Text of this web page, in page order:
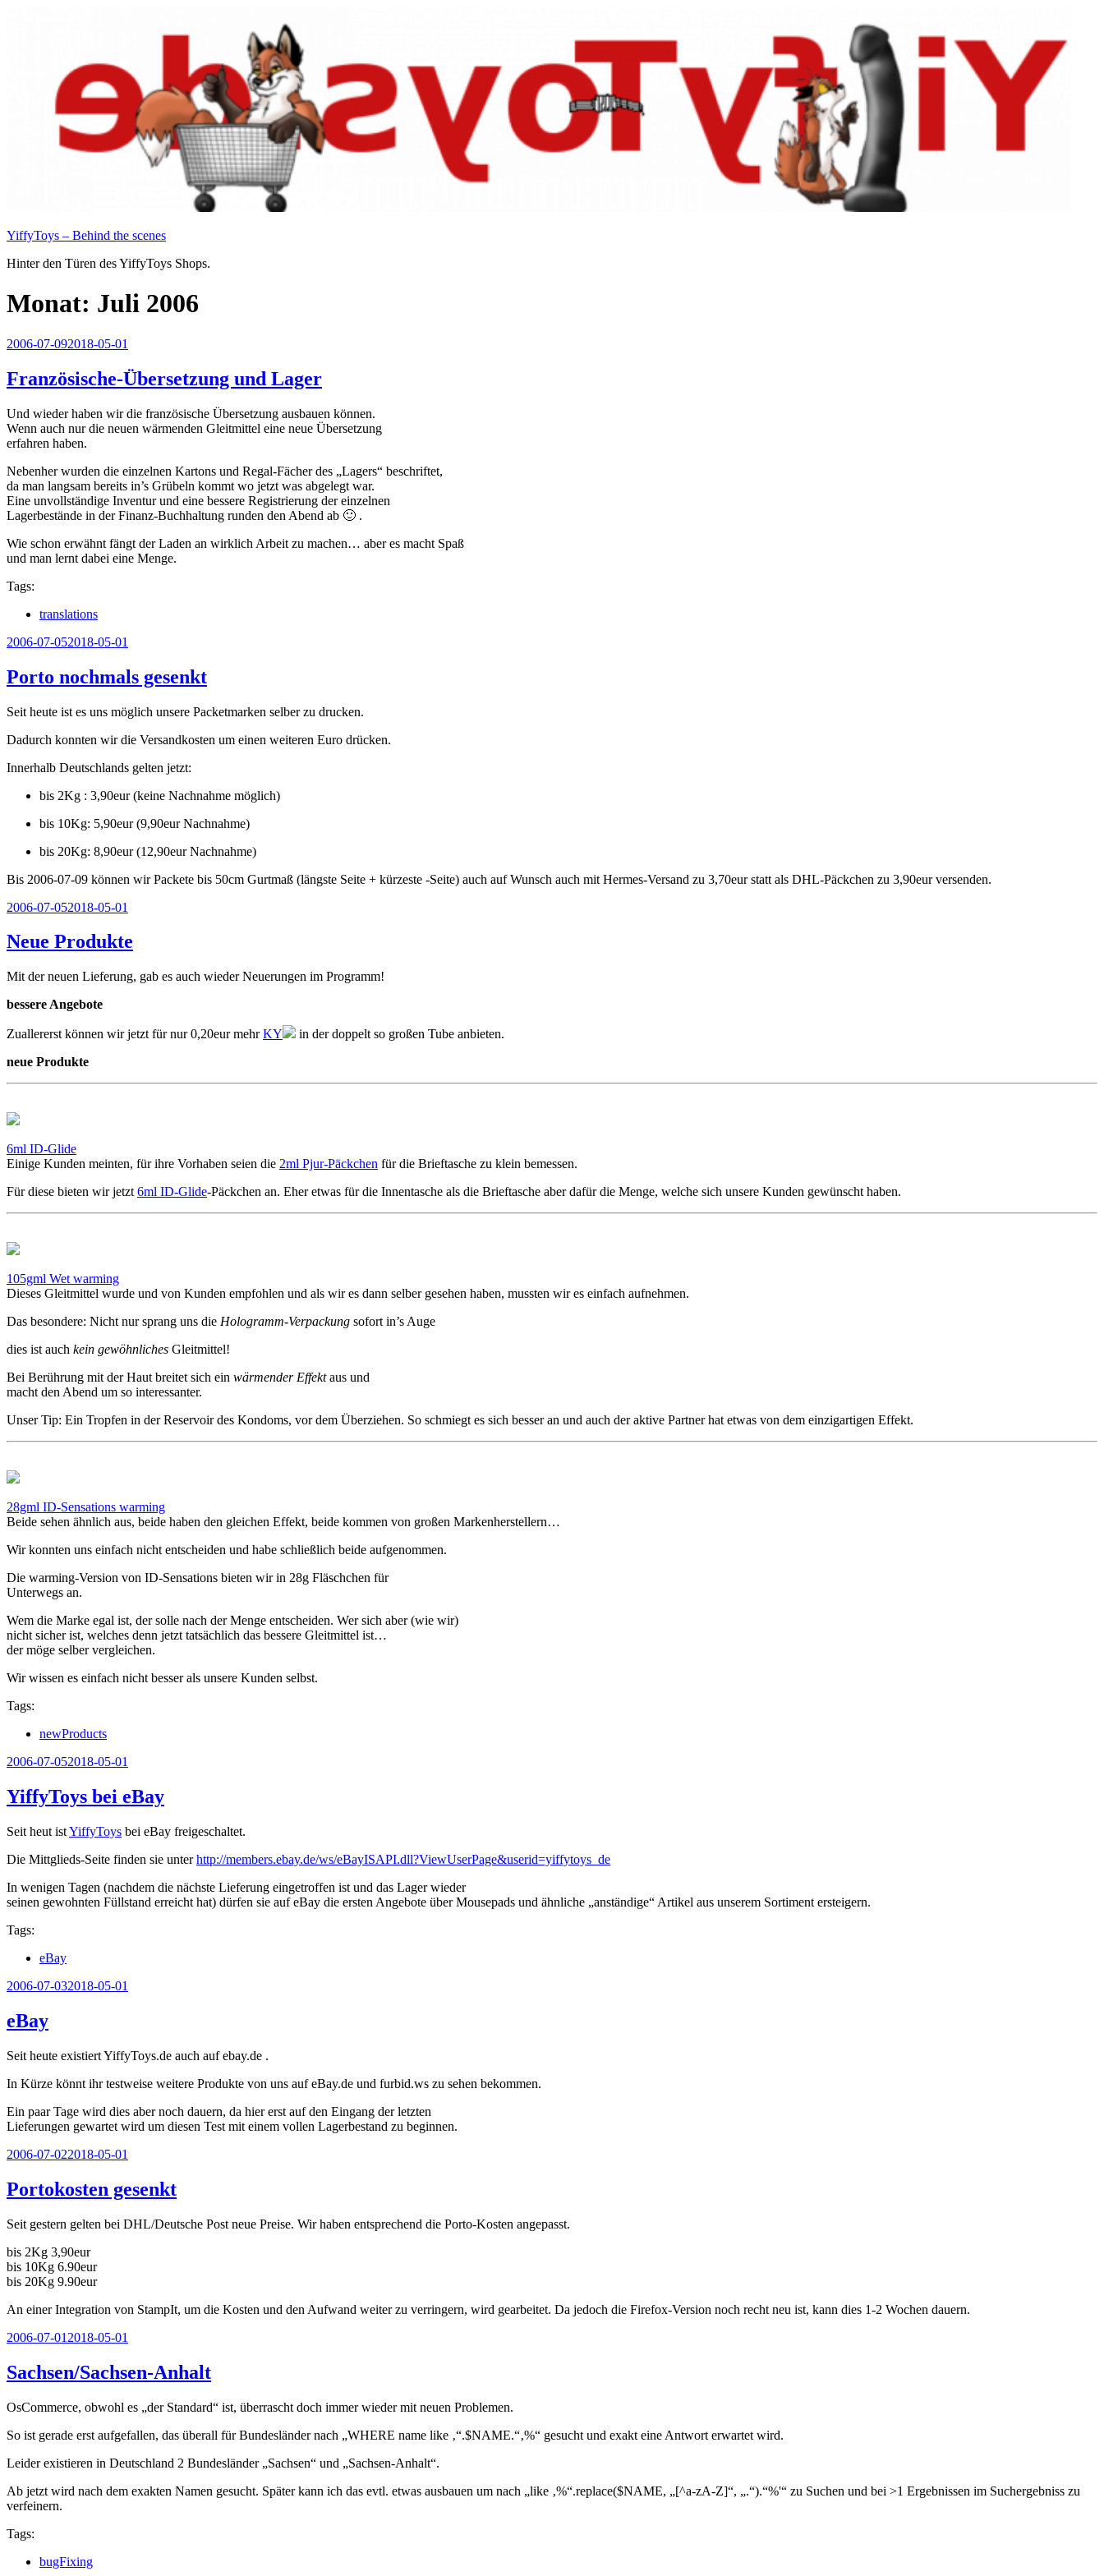
YiffyToys – Behind the scenes
Hinter den Türen des YiffyToys Shops.
Monat: Juli 2006
Veröffentlicht
2006-07-092018-05-01
Französische-Übersetzung und Lager
Und wieder haben wir die französische Übersetzung ausbauen können.
Wenn auch nur die neuen wärmenden Gleitmittel eine neue Übersetzung
erfahren haben.
Nebenher wurden die einzelnen Kartons und Regal-Fächer des „Lagers“ beschriftet,
da man langsam bereits in’s Grübeln kommt wo jetzt was abgelegt war.
Eine unvollständige Inventur und eine bessere Registrierung der einzelnen
Lagerbestände in der Finanz-Buchhaltung runden den Abend ab 🙂 .
Wie schon erwähnt fängt der Laden an wirklich Arbeit zu machen… aber es macht Spaß
und man lernt dabei eine Menge.
Tags:
translations
Veröffentlicht
2006-07-052018-05-01
Porto nochmals gesenkt
Seit heute ist es uns möglich unsere Packetmarken selber zu drucken.
Dadurch konnten wir die Versandkosten um einen weiteren Euro drücken.
Innerhalb Deutschlands gelten jetzt:
bis 2Kg : 3,90eur (keine Nachnahme möglich)
bis 10Kg: 5,90eur (9,90eur Nachnahme)
bis 20Kg: 8,90eur (12,90eur Nachnahme)
Bis 2006-07-09 können wir Packete bis 50cm Gurtmaß (längste Seite + kürzeste -Seite) auch auf Wunsch auch mit Hermes-Versand zu 3,70eur statt als DHL-Päckchen zu 3,90eur versenden.
Veröffentlicht
2006-07-052018-05-01
Neue Produkte
Mit der neuen Lieferung, gab es auch wieder Neuerungen im Programm!
bessere Angebote
Zuallererst können wir jetzt für nur 0,20eur mehrKY
in der doppelt so großen Tube anbieten.
neue Produkte
6ml ID-Glide
Einige Kunden meinten, für ihre Vorhaben seien die 2ml Pjur-Päckchen für die Brieftasche zu klein bemessen.
Für diese bieten wir jetzt 6ml ID-Glide-Päckchen an. Eher etwas für die Innentasche als die Brieftasche aber dafür die Menge, welche sich unsere Kunden gewünscht haben.
105gml Wet warming
Dieses Gleitmittel wurde und von Kunden empfohlen und als wir es dann selber gesehen haben, mussten wir es einfach aufnehmen.
Das besondere: Nicht nur sprang uns die Hologramm-Verpackung sofort in’s Auge
dies ist auch kein gewöhnliches Gleitmittel!
Bei Berührung mit der Haut breitet sich ein wärmender Effektaus und
macht den Abend um so interessanter.
Unser Tip: Ein Tropfen in der Reservoir des Kondoms, vor dem Überziehen. So schmiegt es sich besser an und auch der aktive Partner hat etwas von dem einzigartigen Effekt.
28gml ID-Sensations warming
Beide sehen ähnlich aus, beide haben den gleichen Effekt, beide kommen von großen Markenherstellern…
Wir konnten uns einfach nicht entscheiden und habe schließlich beide aufgenommen.
Die warming-Version von ID-Sensations bieten wir in 28g Fläschchen für
Unterwegs an.
Wem die Marke egal ist, der solle nach der Menge entscheiden. Wer sich aber (wie wir)
nicht sicher ist, welches denn jetzt tatsächlich das bessere Gleitmittel ist…
der möge selber vergleichen.
Wir wissen es einfach nicht besser als unsere Kunden selbst.
Tags:
newProducts
Veröffentlicht
2006-07-052018-05-01
YiffyToys bei eBay
Seit heut istYiffyToys bei eBay freigeschaltet.
Die Mittglieds-Seite finden sie unterhttp://members.ebay.de/ws/eBayISAPI.dll?ViewUserPage&userid=yiffytoys_de
In wenigen Tagen (nachdem die nächste Lieferung eingetroffen ist und das Lager wieder
seinen gewohnten Füllstand erreicht hat) dürfen sie auf eBay die ersten Angebote über Mousepads und ähnliche „anständige“ Artikel aus unserem Sortiment ersteigern.
Tags:
eBay
Veröffentlicht
2006-07-032018-05-01
eBay
Seit heute existiert YiffyToys.de auch auf ebay.de .
In Kürze könnt ihr testweise weitere Produkte von uns auf eBay.de und furbid.ws zu sehen bekommen.
Ein paar Tage wird dies aber noch dauern, da hier erst auf den Eingang der letzten
Lieferungen gewartet wird um diesen Test mit einem vollen Lagerbestand zu beginnen.
Veröffentlicht
2006-07-022018-05-01
Portokosten gesenkt
Seit gestern gelten bei DHL/Deutsche Post neue Preise. Wir haben entsprechend die Porto-Kosten angepasst.
bis 2Kg 3,90eur
bis 10Kg 6.90eur
bis 20Kg 9.90eur
An einer Integration von StampIt, um die Kosten und den Aufwand weiter zu verringern, wird gearbeitet. Da jedoch die Firefox-Version noch recht neu ist, kann dies 1-2 Wochen dauern.
Veröffentlicht
2006-07-01 2018-05-01
Sachsen/Sachsen-Anhalt
OsCommerce, obwohl es „der Standard“ ist, überrascht doch immer wieder mit neuen Problemen.
So ist gerade erst aufgefallen, das überall für Bundesländer nach „WHERE name like ‚“.$NAME.“‚%“ gesucht und exakt eine Antwort erwartet wird.
Leider existieren in Deutschland 2 Bundesländer „Sachsen“ und „Sachsen-Anhalt“.
Ab jetzt wird nach dem exakten Namen gesucht. Später kann ich das evtl. etwas ausbauen um nach „like ‚%“.replace($NAME, „[^a-zA-Z]“, „.“).“%'“ zu Suchen und bei >1 Ergebnissen im Suchergebniss zu
verfeinern.
Tags:
bugFixing